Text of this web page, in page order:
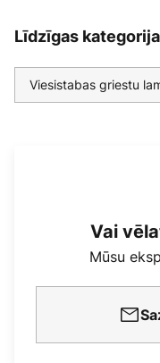
Līdzīgas
Viesistabas griestu
Vai
Mūsu